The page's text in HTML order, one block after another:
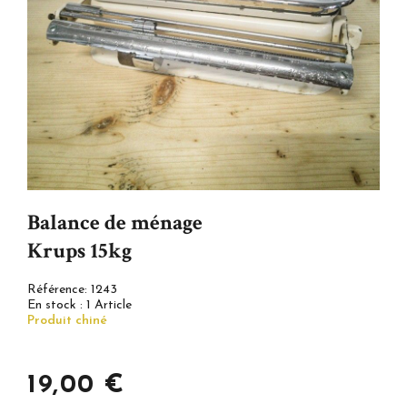
Balance de ménage
Krups 15kg
Référence: 1243
En stock : 1 Article
Produit chiné
19,00 €